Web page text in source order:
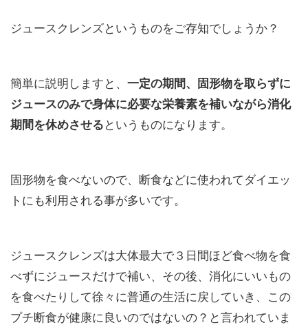
ジュースクレンズというものをご存知でしょうか？
簡単に説明しますと、 一定の期間、固形物を取らずに
ジュースのみで身体に必要な栄養素を補いながら消化
期間を休めさせる というものになります。
固形物を食べないので、断食などに使われてダイエッ
トにも利用される事が多いです。
ジュースクレンズは大体最大で３日間ほど食べ物を食
べずにジュースだけで補い、その後、消化にいいもの
を食べたりして徐々に普通の生活に戻していき、この
プチ断食が健康に良いのではないの？と言われていま